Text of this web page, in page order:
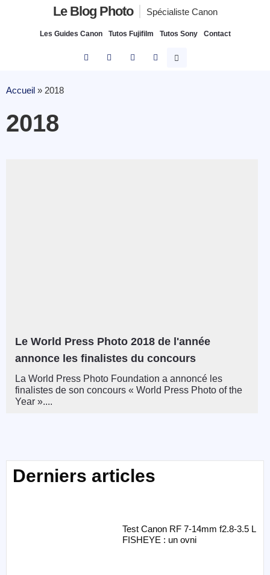
Le Blog Photo Spécialiste Canon
Les Guides Canon Tutos Fujifilm Tutos Sony Contact
Accueil » 2018
2018
Le World Press Photo 2018 de l'année
annonce les finalistes du concours
La World Press Photo Foundation a annoncé les
finalistes de son concours « World Press Photo of the
Year »....
Derniers articles
Test Canon RF 7-14mm f2.8-3.5 L
FISHEYE : un ovni